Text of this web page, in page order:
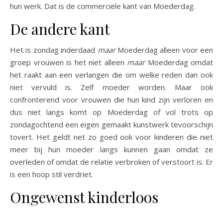
hun werk. Dat is de commerciële kant van Moederdag.
De andere kant
Het is zondag inderdaad maarMoederdag alleen voor een
groep vrouwen is het niet alleen maarMoederdag omdat
het raakt aan een verlangen die om welke reden dan ook
niet vervuld is. Zelf moeder worden. Maar ook
confronterend voor vrouwen die hun kind zijn verloren en
dus niet langs komt op Moederdag of vol trots op
zondagochtend een eigen gemaakt kunstwerk tevoorschijn
tovert. Het geldt net zo goed ook voor kinderen die niet
meer bij hun moeder langs kunnen gaan omdat ze
overleden of omdat de relatie verbroken of verstoort is. Er
is een hoop stil verdriet.
Ongewenst kinderloos